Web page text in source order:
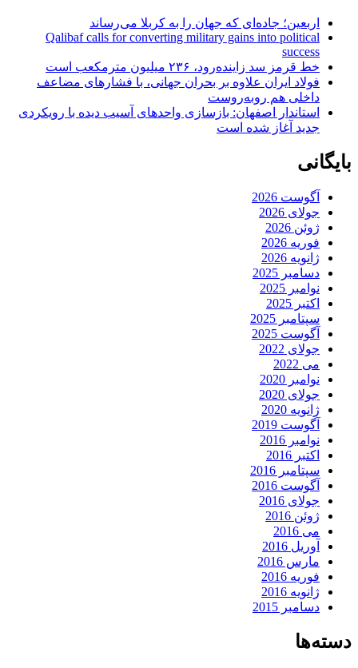
اربعین؛ جاده‌ای که جهان را به کربلا می‌رساند
Qalibaf calls for converting military gains into political
success
خط قرمز سد زاینده‌رود، ۲۳۶ میلیون مترمکعب است
فولاد ایران علاوه بر بحران جهانی، با فشارهای مضاعف
داخلی هم روبه‌روست
استاندار اصفهان: بازسازی واحدهای آسیب دیده با رویکردی
جدید آغاز شده است
بایگانی
آگوست 2026
جولای 2026
ژوئن 2026
فوریه 2026
ژانویه 2026
دسامبر 2025
نوامبر 2025
اکتبر 2025
سپتامبر 2025
آگوست 2025
جولای 2022
می 2022
نوامبر 2020
جولای 2020
ژانویه 2020
آگوست 2019
نوامبر 2016
اکتبر 2016
سپتامبر 2016
آگوست 2016
جولای 2016
ژوئن 2016
می 2016
آوریل 2016
مارس 2016
فوریه 2016
ژانویه 2016
دسامبر 2015
دسته‌ها